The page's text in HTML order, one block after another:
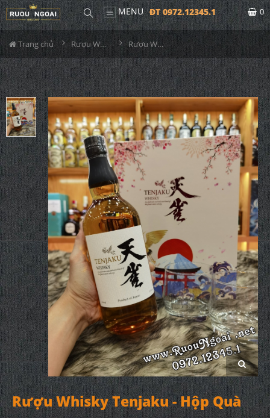
MENU ĐT 0972.12345.1 0
Trang chủ Rượu Whisky Rượu Whisky Tenjaku - Hộp Quà
Rượu Whisky Tenjaku - Hộp Quà